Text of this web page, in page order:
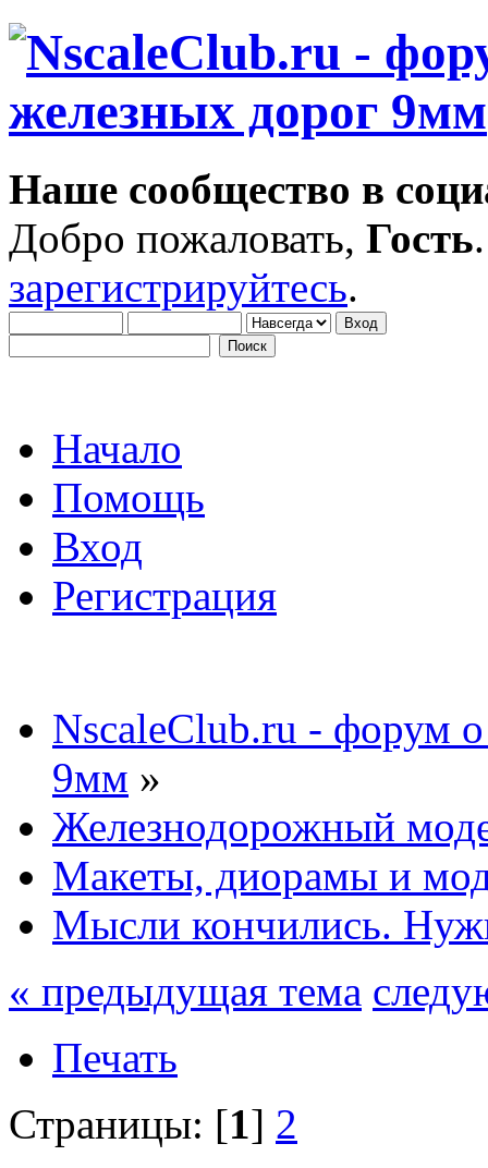
Наше сообщество в
Добро пожаловать, Гость
зарегистрируйтесь.
Начало
Помощь
Вход
Регистрация
NscaleClub.ru - форум
9мм »
Железнодорожный
Макеты, диорамы и
Мысли кончились.
« предыдущая тема
Печать
Страницы: [1] 2